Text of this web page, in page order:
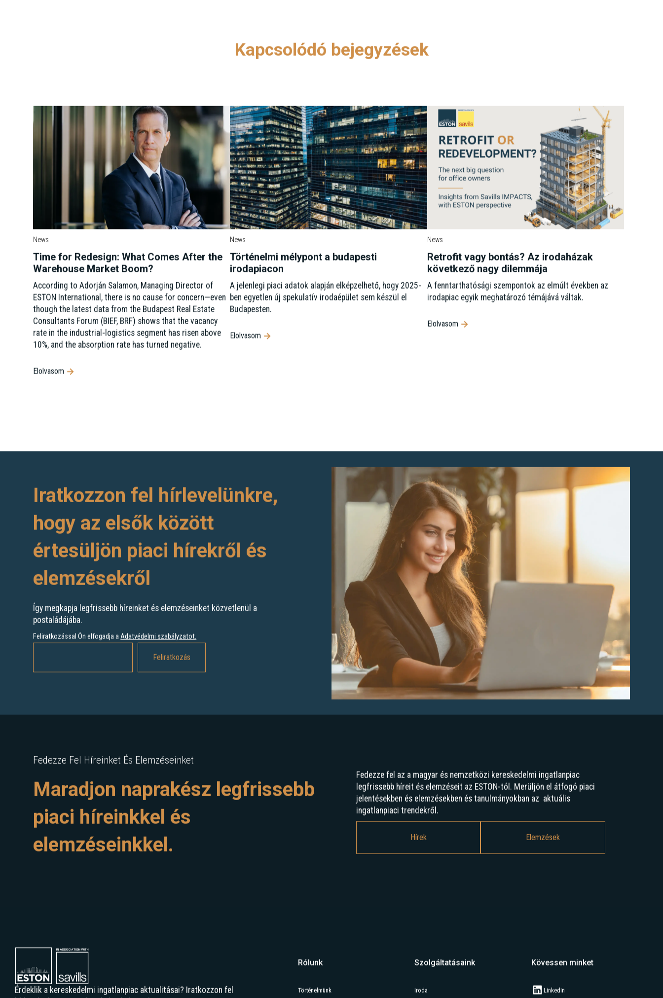
Kapcsolódó bejegyzések
News
Time for Redesign: What Comes After the
Warehouse Market Boom?
According to Adorján Salamon, Managing Director of
ESTON International, there is no cause for concern—even
though the latest data from the Budapest Real Estate
Consultants Forum (BIEF, BRF) shows that the vacancy
rate in the industrial-logistics segment has risen above
10%, and the absorption rate has turned negative.
Elolvasom
News
Történelmi mélypont a budapesti
irodapiacon
A jelenlegi piaci adatok alapján elképzelhető, hogy 2025-
ben egyetlen új spekulatív irodaépület sem készül el
Budapesten.
Elolvasom
News
Retrofit vagy bontás? Az irodaházak
következő nagy dilemmája
A fenntarthatósági szempontok az elmúlt években az
irodapiac egyik meghatározó témájává váltak.
Elolvasom
Iratkozzon fel hírlevelünkre,
hogy az elsők között
értesüljön piaci hírekről és
elemzésekről
Így megkapja legfrissebb híreinket és elemzéseinket közvetlenül a
postaládájába.
Feliratkozással Ön elfogadja aAdatvédelmi szabályzatot.
Fedezze Fel Híreinket És Elemzéseinket
Maradjon naprakész legfrissebb
piaci híreinkkel és
elemzéseinkkel.
Fedezze fel az a magyar és nemzetközi kereskedelmi ingatlanpiac
legfrissebb híreit és elemzéseit az ESTON-tól. Merüljön el átfogó piaci
jelentésekben és elemzésekben és tanulmányokban az aktuális
ingatlanpiaci trendekről.
Hírek Elemzések
Érdeklik a kereskedelmi ingatlanpiac aktualitásai? Iratkozzon fel
Rólunk
Történelmünk
Szolgáltatásaink
Iroda
Kövessen minket
LinkedIn